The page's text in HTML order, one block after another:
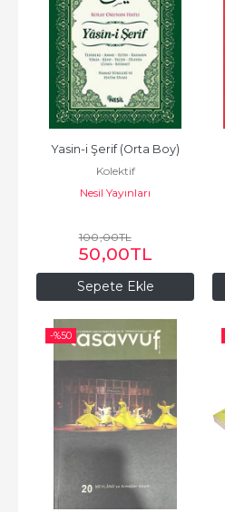
Sepete Ekle
Yasin-i Şerif (Orta Boy)
Kolektif
Nesil Yayınları
100,00TL
50,00TL
-%50